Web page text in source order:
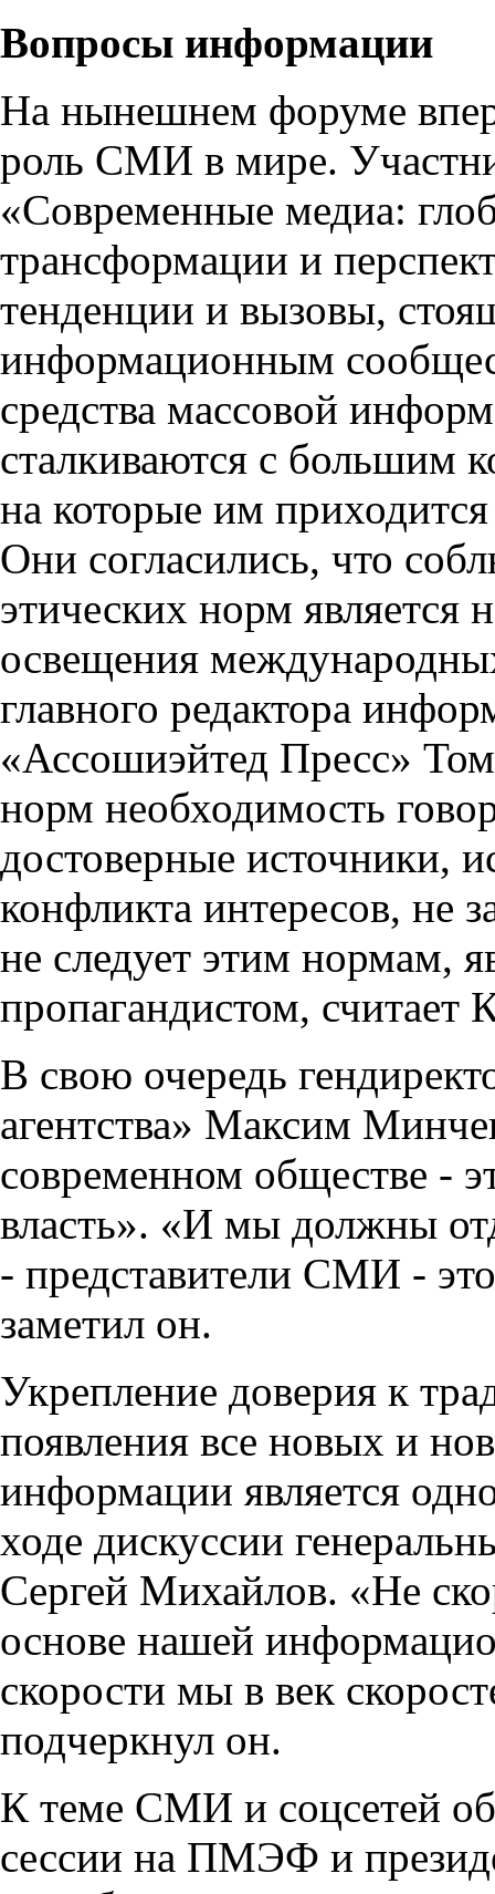
Вопросы информации
На нынешнем форуме
роль СМИ в мире.
«Современные медиа:
трансформации и
тенденции и вызовы,
информационным
средства массовой
сталкиваются с большим
на которые им
Они согласились, что
этических норм
освещения
главного редактора
«Ассошиэйтед Пресс»
норм необходимость
достоверные источники,
конфликта интересов, не
не следует этим нормам,
пропагандистом, считает
В свою очередь
агентства» Максим
современном обществе -
власть». «И мы должны
- представители СМИ -
заметил он.
Укрепление доверия к
появления все новых и
информации является
ходе дискуссии
Сергей Михайлов. «Не
основе нашей
скорости мы в век
подчеркнул он.
К теме СМИ и соцсетей
сессии на ПМЭФ и